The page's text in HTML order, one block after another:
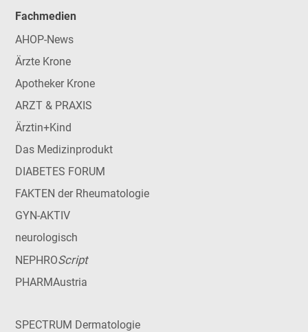
Fachmedien
AHOP-News
Ärzte Krone
Apotheker Krone
ARZT & PRAXIS
Ärztin+Kind
Das Medizinprodukt
DIABETES FORUM
FAKTEN der Rheumatologie
GYN-AKTIV
neurologisch
NEPHROScript
PHARMAustria
SPECTRUM Dermatologie